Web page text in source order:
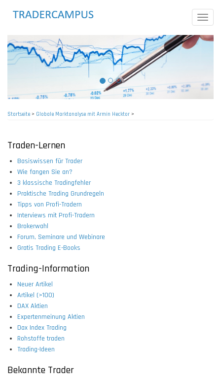
Toggle
Startseite> Globale Marktanalyse mit Armin Hecktor >
Traden-Lernen
Basiswissen für Trader
Wie fangen Sie an?
3 klassische Tradingfehler
Praktische Trading Grundregeln
Tipps von Profi-Tradern
Interviews mit Profi-Tradern
Brokerwahl
Forum, Seminare und Webinare
Gratis Trading E-Books
Trading-Information
Neuer Artikel
Artikel (>100)
DAX Aktien
Expertenmeinung Aktien
Dax Index Trading
Rohstoffe traden
Trading-Ideen
Bekannte Trader